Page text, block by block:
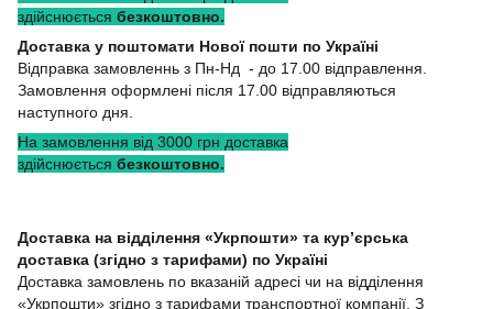
здійснюється безкоштовно.
Доставка у поштомати Нової пошти по Україні
Відправка замовленнь з Пн-Нд - до 17.00 відправлення.
Замовлення оформлені після 17.00 відправляються
наступного дня.
На замовлення від 3000 грн доставка
здійснюється безкоштовно.
Доставка на відділення «Укрпошти» та кур’єрська
доставка (згідно з тарифами) по Україні
Доставка замовлень по вказаній адресі чи на відділення
«Укрпошти» згідно з тарифами транспортної компанії. З